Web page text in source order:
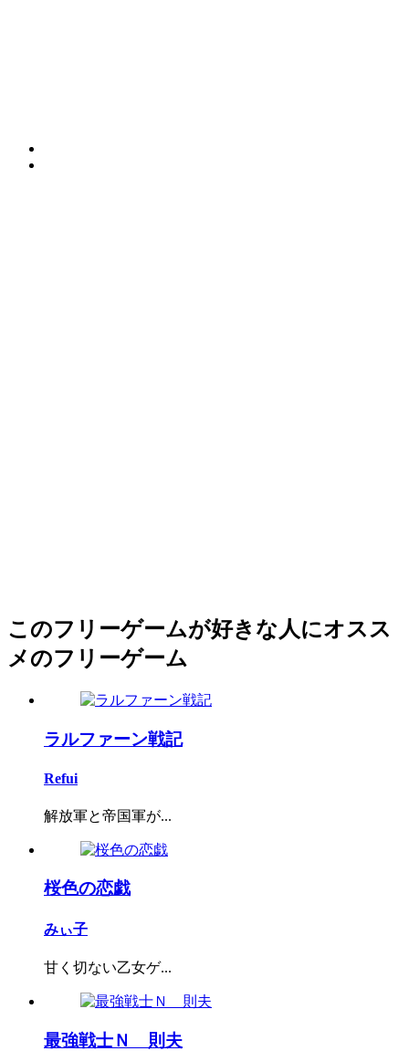
このフリーゲームが好きな人にオスス
メのフリーゲーム
ラルファーン戦記
Refui
解放軍と帝国軍が...
桜色の恋戯
みぃ子
甘く切ない乙女ゲ...
最強戦士Ｎ 則夫